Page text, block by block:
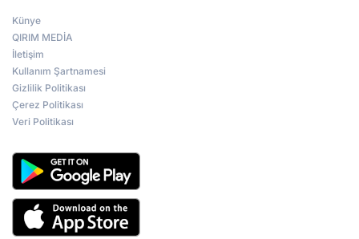
Künye
QIRIM MEDİA
İletişim
Kullanım Şartnamesi
Gizlilik Politikası
Çerez Politikası
Veri Politikası